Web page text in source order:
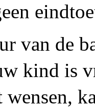
van de
kind is